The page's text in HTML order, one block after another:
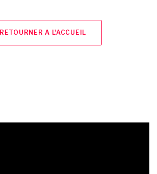
RETOURNER A L'ACCUEIL